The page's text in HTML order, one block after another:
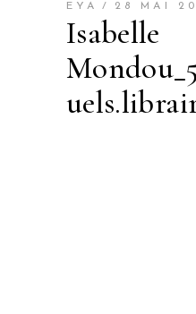
EYA 28 MAI
Isabelle